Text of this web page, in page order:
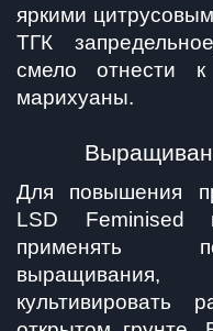
яркими
ТГК
смело отнести
марихуаны.
Для повышения
LSD Feminised
применять
выращивания,